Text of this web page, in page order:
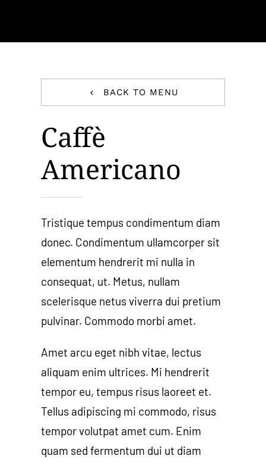
BACK TO MENU
Caffè
Americano
Tristique tempus condimentum diam
donec. Condimentum ullamcorper sit
elementum hendrerit mi nulla in
consequat, ut. Metus, nullam
scelerisque netus viverra dui pretium
pulvinar. Commodo morbi amet.
Amet arcu eget nibh vitae, lectus
aliquam enim ultrices. Mi hendrerit
tempor eu, tempus risus laoreet et.
Tellus adipiscing mi commodo, risus
tempor volutpat amet cum. Enim
quam sed fermentum dui ut diam